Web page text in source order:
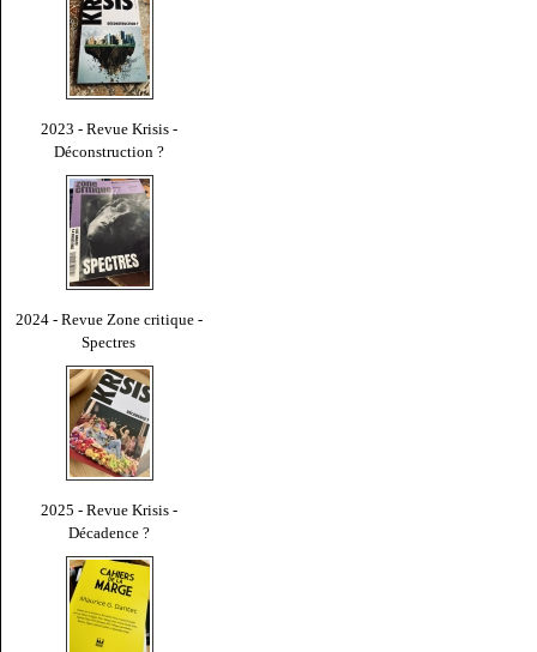
2023 - Revue Krisis -
Déconstruction ?
2024 - Revue Zone critique -
Spectres
2025 - Revue Krisis -
Décadence ?